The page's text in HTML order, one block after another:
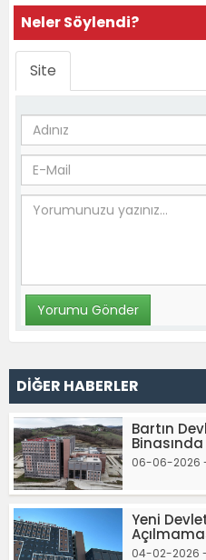
Neler Söylendi?
Site
DİĞER HABERLER
Bartın
06-06-2026
Yeni
04-02-2026